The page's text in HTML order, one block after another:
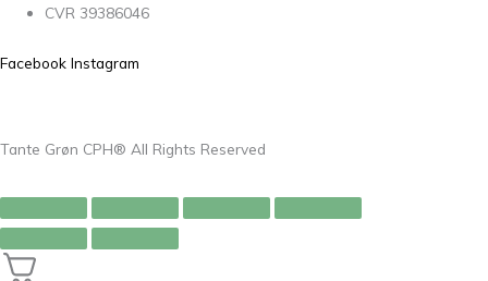
CVR 39386046
Facebook Instagram
Tante Grøn CPH® All Rights Reserved